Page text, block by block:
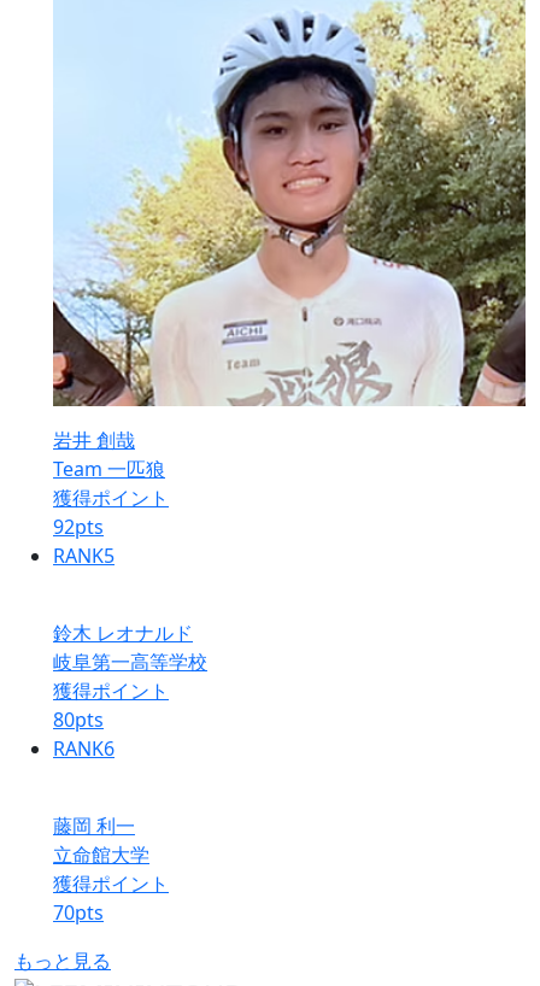
岩井 創哉
Team 一匹狼
獲得ポイント
92pts
RANK5
鈴木 レオナルド
岐阜第一高等学校
獲得ポイント
80pts
RANK6
藤岡 利一
立命館大学
獲得ポイント
70pts
もっと見る